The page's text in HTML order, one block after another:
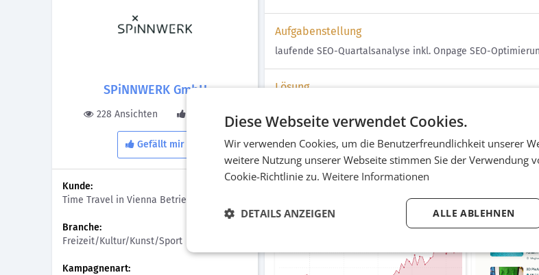
SPiNNWERK GmbH
228 Ansichten 0 Gefällt
Gefällt mir
Kunde:
Time Travel in Vienna Betriebs GmbH
Branche:
Freizeit/Kultur/Kunst/Sport
Kampagnenart:
Aufgabenstellung
laufende SEO-Quartalsanalyse inkl. Onpage SEO-
Lösung
Laufende Optimierung der Website, sodass sie in den
weit oben erscheint. Dazu gehören unter anderem: •
(Keywords, Inhalte, Meta-Daten) • Autorität/Backlinks
Engine Optimization), um Webinhalte für KI-gestützte
Overviews) zu optimieren. Fokus hier, dass die Marke/
Antworten der KI zitiert oder erwähnt wird.
Bilder
Diese Webseite verwendet Cookies.
Wir verwenden Cookies, um die Benutzerfreundlichkeit unserer
weitere Nutzung unserer Webseite stimmen Sie der Verwendung
Cookie-Richtlinie zu. Weitere Informationen
ALLE ABLEHNEN
DETAILS ANZEIGEN